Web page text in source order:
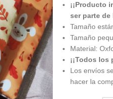
¡¡Producto
ser parte
Tamaño
Tamaño
Material:
¡¡Todos
Los envíos
hacer la